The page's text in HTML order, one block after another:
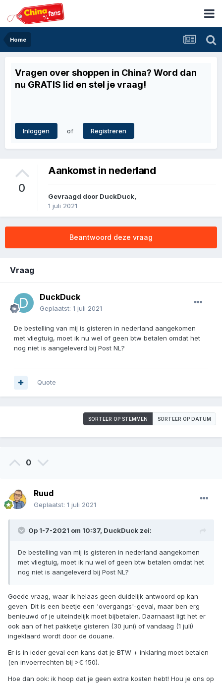
Home
Vragen over shoppen in China? Word dan
nu GRATIS lid en stel je vraag!
Inloggen of Registreren
0
Aankomst in nederland
Gevraagd door DuckDuck,
1 juli 2021
Beantwoord deze vraag
Vraag
DuckDuck
Geplaatst: 1 juli 2021
De bestelling van mij is gisteren in nederland aangekomen
met vliegtuig, moet ik nu wel of geen btw betalen omdat het
nog niet is aangeleverd bij Post NL?
Quote
SORTEER OP STEMMEN SORTEER OP DATUM
0
Ruud
Geplaatst: 1 juli 2021
Op 1-7-2021 om 10:37, DuckDuck zei:
De bestelling van mij is gisteren in nederland aangekomen
met vliegtuig, moet ik nu wel of geen btw betalen omdat het
nog niet is aangeleverd bij Post NL?
Goede vraag, waar ik helaas geen duidelijk antwoord op kan
geven. Dit is een beetje een 'overgangs'-geval, maar ben erg
benieuwd of je uiteindelijk moet bijbetalen. Daarnaast ligt het er
ook aan of het pakketje gisteren (30 juni) of vandaag (1 juli)
ingeklaard wordt door de douane.
Er is in ieder geval een kans dat je BTW + inklaring moet betalen
(en invoerrechten bij >€ 150).
Hoe dan ook: ik hoop dat je geen extra kosten hebt! Hou je ons op